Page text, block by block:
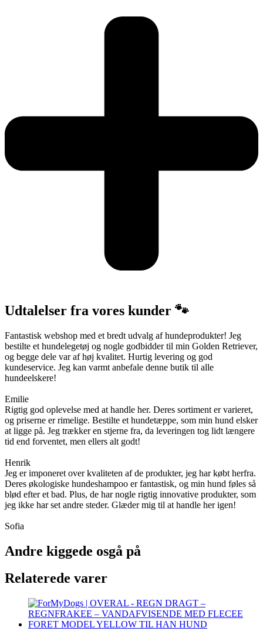
Udtalelser fra vores kunder 🐾
Fantastisk webshop med et bredt udvalg af hundeprodukter! Jeg
bestilte et hundelegetøj og nogle godbidder til min Golden Retriever,
og begge dele var af høj kvalitet. Hurtig levering og god
kundeservice. Jeg kan varmt anbefale denne butik til alle
hundeelskere!
Emilie
Rigtig god oplevelse med at handle her. Deres sortiment er varieret,
og priserne er rimelige. Bestilte et hundetæppe, som min hund elsker
at ligge på. Jeg trækker en stjerne fra, da leveringen tog lidt længere
tid end forventet, men ellers alt godt!
Henrik
Jeg er imponeret over kvaliteten af de produkter, jeg har købt herfra.
Deres økologiske hundeshampoo er fantastisk, og min hund føles så
blød efter et bad. Plus, de har nogle rigtig innovative produkter, som
jeg ikke har set andre steder. Glæder mig til at handle her igen!
Sofia
Andre kiggede osgå på
Relaterede varer